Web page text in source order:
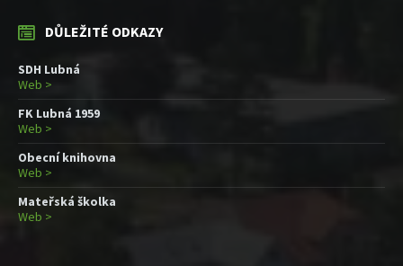
DŮLEŽITÉ ODKAZY
SDH Lubná
Web >
FK Lubná 1959
Web >
Obecní knihovna
Web >
Mateřská školka
Web >